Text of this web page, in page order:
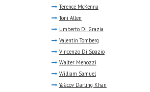
Terence McKenna
Toni Allen
Umberto Di Grazia
Valentin Tomberg
Vincenzo Di Spazio
Walter Menozzi
William Samuel
Ya'acov Darling Khan